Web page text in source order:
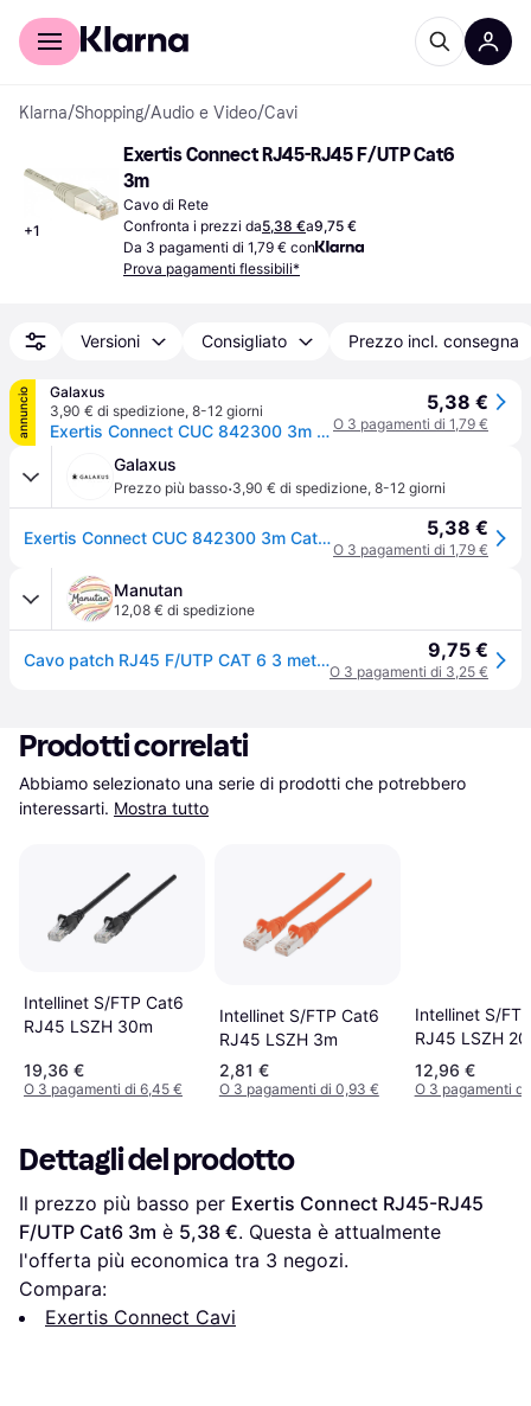
Per il tuo shopping
Klarna/Shopping/Audio e Video/Cavi
+1
Exertis Connect RJ45-RJ45 F/UTP Cat6
3m
Cavo di Rete
Confronta i prezzi da5,38 €a9,75 €
Da 3 pagamenti di 1,79 € con
Prova pagamenti flessibili*
Versioni Consigliato Prezzo incl. consegna
annuncio
Galaxus
3,90 € di spedizione, 8-12 giorni
Exertis Connect CUC 842300 3m Cat6 F/UTP (FTP) Cavo di rete grigio (F/UTP, CAT6, 3m), Cavo di rete
5,38 €
O 3 pagamenti di 1,79 €
Galaxus
Prezzo più basso·3,90 € di spedizione, 8-12 giorni
Exertis Connect CUC 842300 3m Cat6 F/UTP (FTP) Cavo di rete grigio (F/UTP, CAT6, 3m), Cavo di rete 5,38 €
O 3 pagamenti di 1,79 €
Manutan
12,08 € di spedizione
Cavo patch RJ45 F/UTP CAT 6 3 metri grigio, - Grey 9,75 €
O 3 pagamenti di 3,25 €
Prodotti correlati
Abbiamo selezionato una serie di prodotti che potrebbero
interessarti. Mostra tutto
Intellinet S/FTP Cat6
RJ45 LSZH 30m
19,36 €
O 3 pagamenti di 6,45 €
Intellinet S/FTP Cat6
RJ45 LSZH 3m
2,81 €
O 3 pagamenti di 0,93 €
Intellinet S/
RJ45 LSZH
12,96 €
O 3 pagamenti
Dettagli del prodotto
Il prezzo più basso per Exertis Connect RJ45-RJ45
F/UTP Cat6 3m è 5,38 €. Questa è attualmente
l'offerta più economica tra 3 negozi.
Compara:
Exertis Connect Cavi